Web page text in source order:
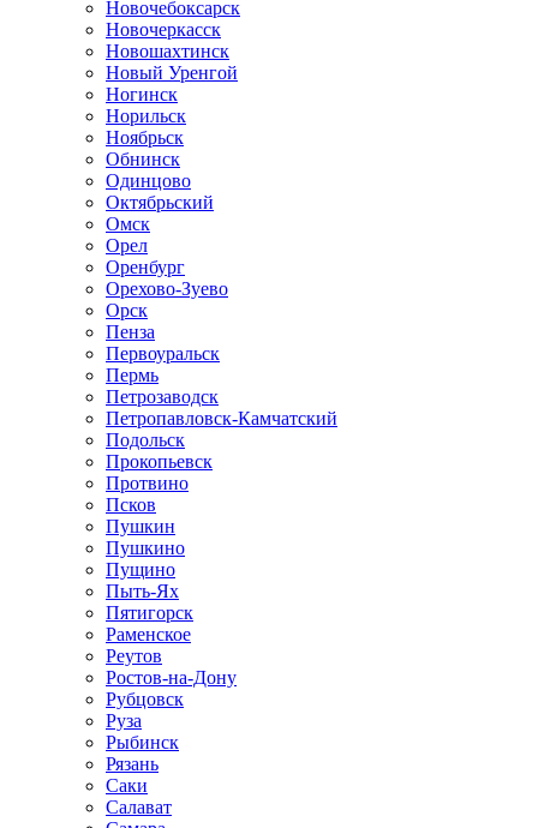
Новочебоксарск
Новочеркасск
Новошахтинск
Новый Уренгой
Ногинск
Норильск
Ноябрьск
Обнинск
Одинцово
Октябрьский
Омск
Орел
Оренбург
Орехово-Зуево
Орск
Пенза
Первоуральск
Пермь
Петрозаводск
Петропавловск-Камчатский
Подольск
Прокопьевск
Протвино
Псков
Пушкин
Пушкино
Пущино
Пыть-Ях
Пятигорск
Раменское
Реутов
Ростов-на-Дону
Рубцовск
Руза
Рыбинск
Рязань
Саки
Салават